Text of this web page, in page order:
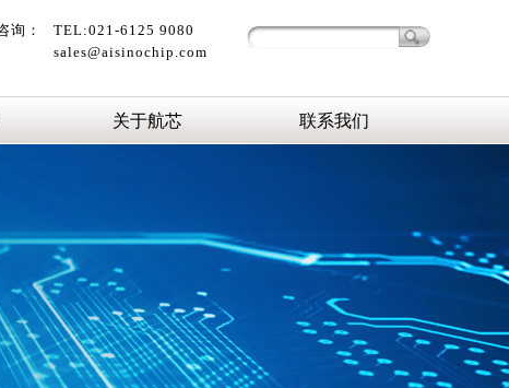
询：
TEL:021-6125 9080
sales@aisinochip.com
关于航芯 联系我们